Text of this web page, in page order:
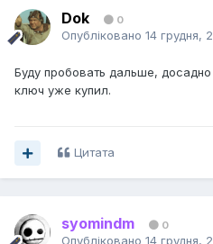
Dok 0
Опубліковано 14 грудня,
Буду пробовать дальше,
ключ уже купил.
Цитата
syomindm 0
Опубліковано 14 грудня,